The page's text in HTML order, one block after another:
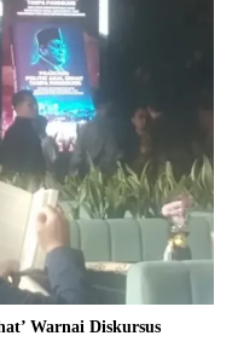
Warnai Diskursus